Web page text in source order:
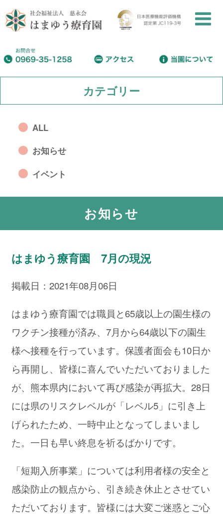
カテゴリー
ALL
お知らせ
イベント
お知らせ
はまゆう療育園 7月の現況
掲載日：2021年08月06日
はまゆう療育園では職員と65歳以上の園生様の
ワクチン接種が済み、7月から64歳以下の園生
様へ接種を行っています。保護者面会も10日か
ら再開し、皆様に喜んでいただいておりました
が、熊本県内において再び感染が再拡大。28日
には県のリスクレベルが「レベル5」に引き上
げられたため、一時中止となってしまいまし
た。一日も早い終息を祈るばかりです。
「短期入所事業」については利用者様の安全と
感染防止の観点から、引き続き休止とさせてい
ただいております。皆様には大変ご迷惑とご心